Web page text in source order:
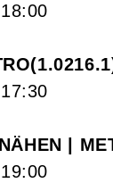
1.0216.1
|